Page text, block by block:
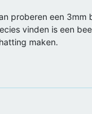
proberen een 3mm
vinden is een
maken.